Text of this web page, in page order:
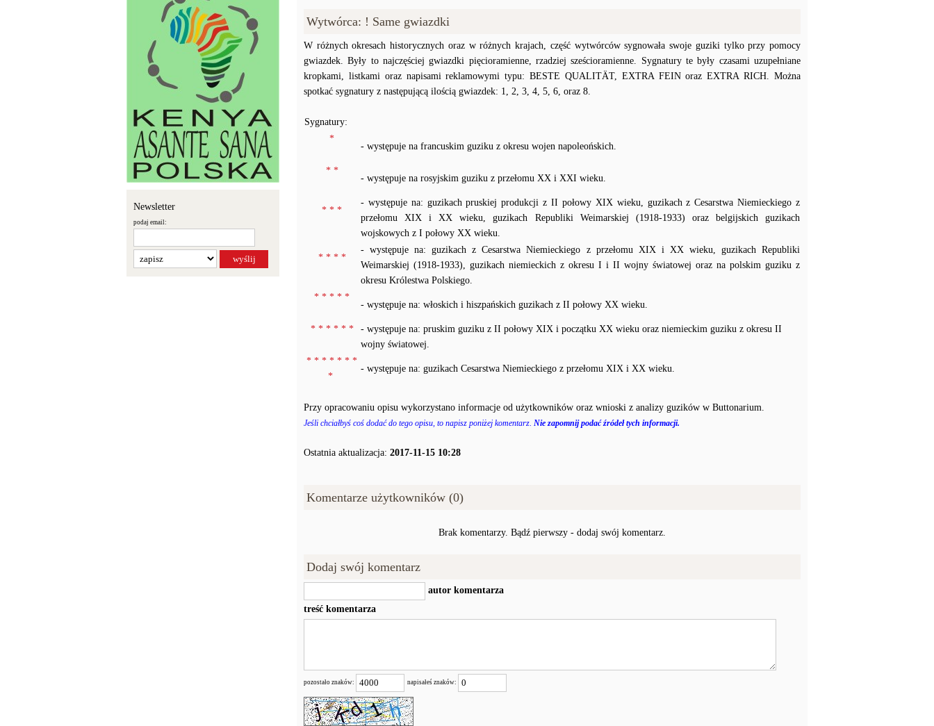
Newsletter
podaj email:
Wytwórca: ! Same gwiazdki
W różnych okresach historycznych oraz w różnych krajach, część wytwórców sygnowała swoje guziki tylko przy pomocy
gwiazdek. Były to najczęściej gwiazdki pięcioramienne, rzadziej sześcioramienne. Sygnatury te były czasami uzupełniane
kropkami, listkami oraz napisami reklamowymi typu: BESTE QUALITÄT, EXTRA FEIN oraz EXTRA RICH. Można
spotkać sygnatury z następującą ilością gwiazdek: 1, 2, 3, 4, 5, 6, oraz 8.
Sygnatury:
*
- występuje na francuskim guziku z okresu wojen napoleońskich.
* *
- występuje na rosyjskim guziku z przełomu XX i XXI wieku.
* * *
- występuje na: guzikach pruskiej produkcji z II połowy XIX wieku, guzikach z Cesarstwa Niemieckiego z
przełomu XIX i XX wieku, guzikach Republiki Weimarskiej (1918-1933) oraz belgijskich guzikach
wojskowych z I połowy XX wieku.
* * * *
- występuje na: guzikach z Cesarstwa Niemieckiego z przełomu XIX i XX wieku, guzikach Republiki
Weimarskiej (1918-1933), guzikach niemieckich z okresu I i II wojny światowej oraz na polskim guziku z
okresu Królestwa Polskiego.
* * * * *
- występuje na: włoskich i hiszpańskich guzikach z II połowy XX wieku.
* * * * * *
- występuje na: pruskim guziku z II połowy XIX i początku XX wieku oraz niemieckim guziku z okresu II
wojny światowej.
* * * * * * *
*
- występuje na: guzikach Cesarstwa Niemieckiego z przełomu XIX i XX wieku.
Przy opracowaniu opisu wykorzystano informacje od użytkowników oraz wnioski z analizy guzików w Buttonarium.
Jeśli chciałbyś coś dodać do tego opisu, to napisz poniżej komentarz. Nie zapomnij podać źródeł tych informacji.
Ostatnia aktualizacja: 2017-11-15 10:28
Komentarze użytkowników (0)
Brak komentarzy. Bądź pierwszy - dodaj swój komentarz.
Dodaj swój komentarz
autor komentarza
treść komentarza
pozostało znaków: napisałeś znaków: